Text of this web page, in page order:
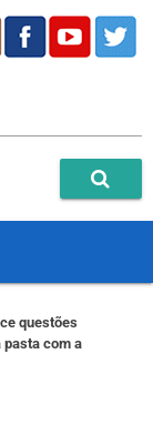
questões
com a